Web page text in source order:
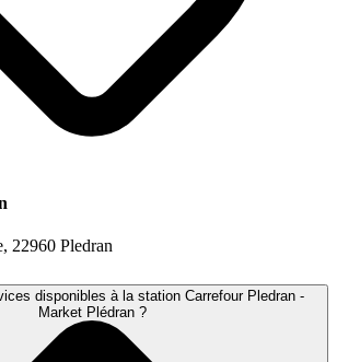
22960 Pledran
disponibles à la station Carrefour Pledran -
Market Plédran ?